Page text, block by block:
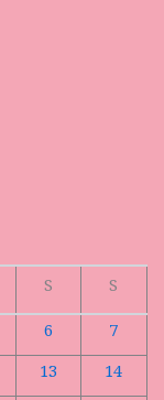
S
S
6
7
13
14